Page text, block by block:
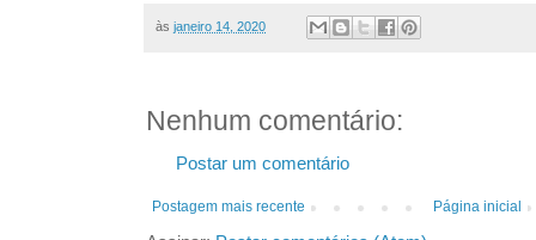
às janeiro 14, 2020
Nenhum comentário:
Postar um comentário
Postagem mais recente Página inicial